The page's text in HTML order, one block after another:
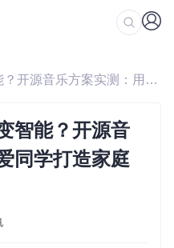
/ 如何让老旧音箱秒变智能？开源音乐方案实测：用小爱同学打造家庭音乐系统
智能？开源音
同学打造家庭